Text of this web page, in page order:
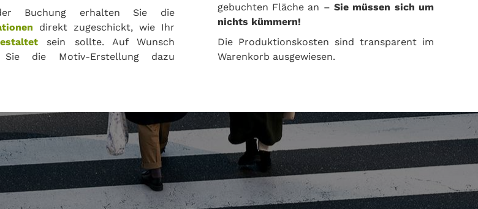
Buchung erhalten Sie die
direkt zugeschickt, wie Ihr
sein sollte. Auf Wunsch
Sie die Motiv-Erstellung dazu
gebuchten Fläche an – Sie müssen sich um
nichts kümmern!
Die Produktionskosten sind transparent im
Warenkorb ausgewiesen.